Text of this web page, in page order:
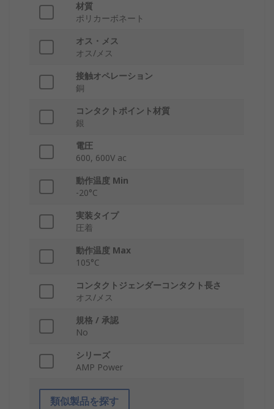
材質
ポリカーボネート
オス・メス
オス/メス
接触オペレーション
銅
コンタクトポイント材質
銀
電圧
600, 600V ac
動作温度 Min
-20°C
実装タイプ
圧着
動作温度 Max
105°C
コンタクトジェンダーコンタクト長さ
オス/メス
規格 / 承認
No
シリーズ
AMP Power
類似製品を探す